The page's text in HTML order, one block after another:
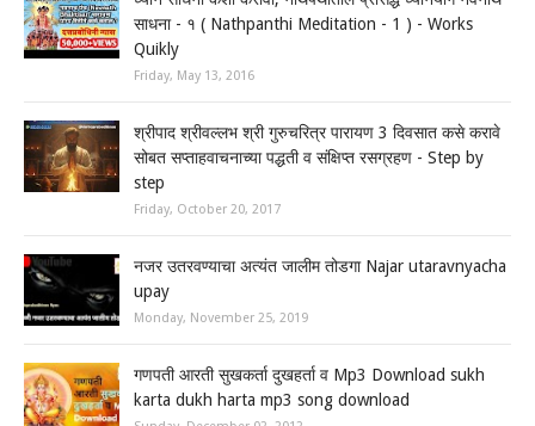
साधना - १ ( Nathpanthi Meditation - 1 ) - Works
Quikly
Friday, May 13, 2016
श्रीपाद श्रीवल्लभ श्री गुरुचरित्र पारायण 3 दिवसात कसे करावे
सोबत सप्ताहवाचनाच्या पद्धती व संक्षिप्त रसग्रहण - Step by
step
Friday, October 20, 2017
नजर उतरवण्याचा अत्यंत जालीम तोडगा Najar utaravnyacha
upay
Monday, November 25, 2019
गणपती आरती सुखकर्ता दुखहर्ता व Mp3 Download sukh
karta dukh harta mp3 song download